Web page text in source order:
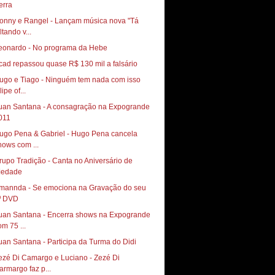
Serra‏
e Rangel - Lançam música nova "Tá
v...
- No programa da Hebe
repassou quase R$ 130 mil a falsário
e Tiago - Ninguém tem nada com isso
of...
Santana - A consagração na Expogrande
Pena & Gabriel - Hugo Pena cancela
com ...
Tradição - Canta no Aniversário de
- Se emociona na Gravação do seu
DVD
Santana - Encerra shows na Expogrande
75 ...
Santana - Participa da Turma do Didi
Di Camargo e Luciano - Zezé Di
faz p...